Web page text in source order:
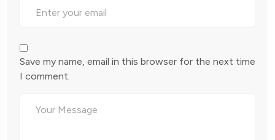
Save my name, email in this browser for the next time
I comment.